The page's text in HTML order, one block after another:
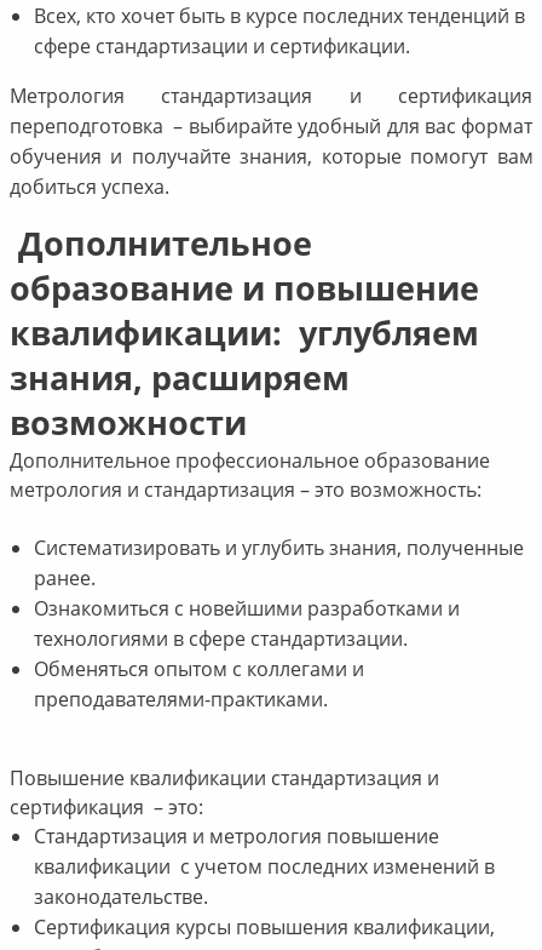
Всех, кто хочет быть в курсе последних тенденций в
сфере стандартизации и сертификации.
Метрология стандартизация и сертификация
переподготовка – выбирайте удобный для вас формат
обучения и получайте знания, которые помогут вам
добиться успеха.
Дополнительное
образование и повышение
квалификации: углубляем
знания, расширяем
возможности
Дополнительное профессиональное образование
метрология и стандартизация – это возможность:
Систематизировать и углубить знания, полученные
ранее.
Ознакомиться с новейшими разработками и
технологиями в сфере стандартизации.
Обменяться опытом с коллегами и
преподавателями-практиками.
Повышение квалификации стандартизация и
сертификация – это:
Стандартизация и метрология повышение
квалификации с учетом последних изменений в
законодательстве.
Сертификация курсы повышения квалификации,